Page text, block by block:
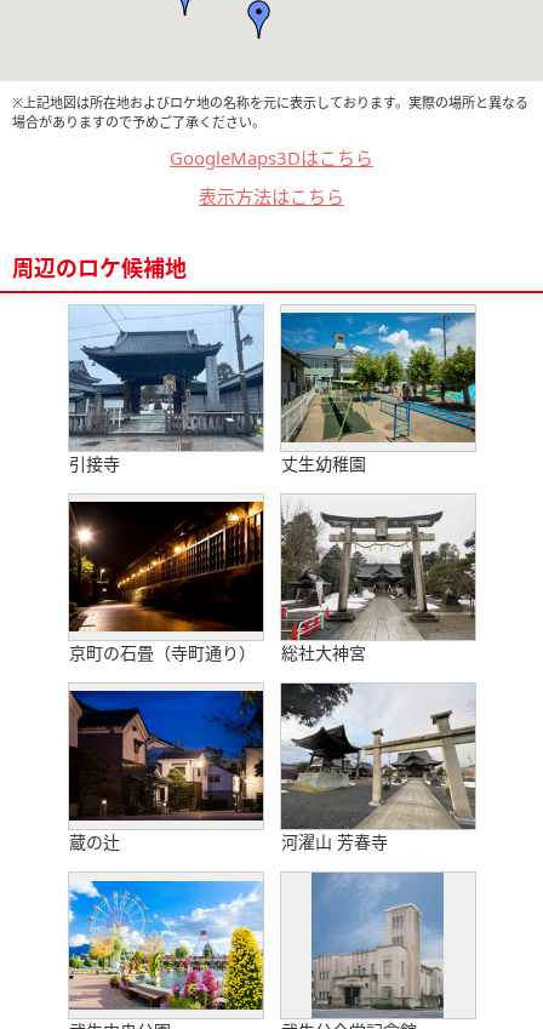
※上記地図は所在地およびロケ地の名称を元に表示しております。実際の場所と異なる
場合がありますので予めご了承ください。
GoogleMaps3Dはこちら
表示方法はこちら
周辺のロケ候補地
引接寺 丈生幼稚園
京町の石畳（寺町通り） 総社大神宮
蔵の辻 河濯山 芳春寺